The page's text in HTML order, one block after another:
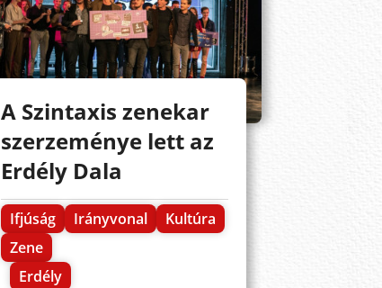
A Szintaxis zenekar
szerzeménye lett az
Erdély Dala
Ifjúság Irányvonal
Kultúra
Zene
Erdély